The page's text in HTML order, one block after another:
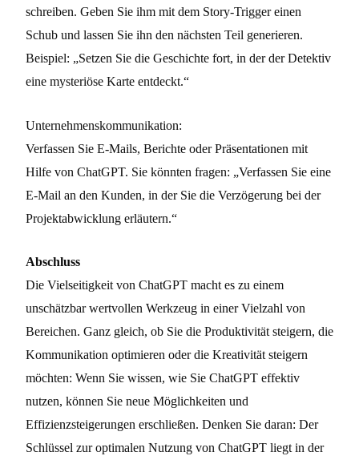
schreiben. Geben Sie ihm mit dem Story-Trigger einen
Schub und lassen Sie ihn den nächsten Teil generieren.
Beispiel: „Setzen Sie die Geschichte fort, in der der Detektiv
eine mysteriöse Karte entdeckt.“
Unternehmenskommunikation:
Verfassen Sie E-Mails, Berichte oder Präsentationen mit
Hilfe von ChatGPT. Sie könnten fragen: „Verfassen Sie eine
E-Mail an den Kunden, in der Sie die Verzögerung bei der
Projektabwicklung erläutern.“
Abschluss
Die Vielseitigkeit von ChatGPT macht es zu einem
unschätzbar wertvollen Werkzeug in einer Vielzahl von
Bereichen. Ganz gleich, ob Sie die Produktivität steigern, die
Kommunikation optimieren oder die Kreativität steigern
möchten: Wenn Sie wissen, wie Sie ChatGPT effektiv
nutzen, können Sie neue Möglichkeiten und
Effizienzsteigerungen erschließen. Denken Sie daran: Der
Schlüssel zur optimalen Nutzung von ChatGPT liegt in der